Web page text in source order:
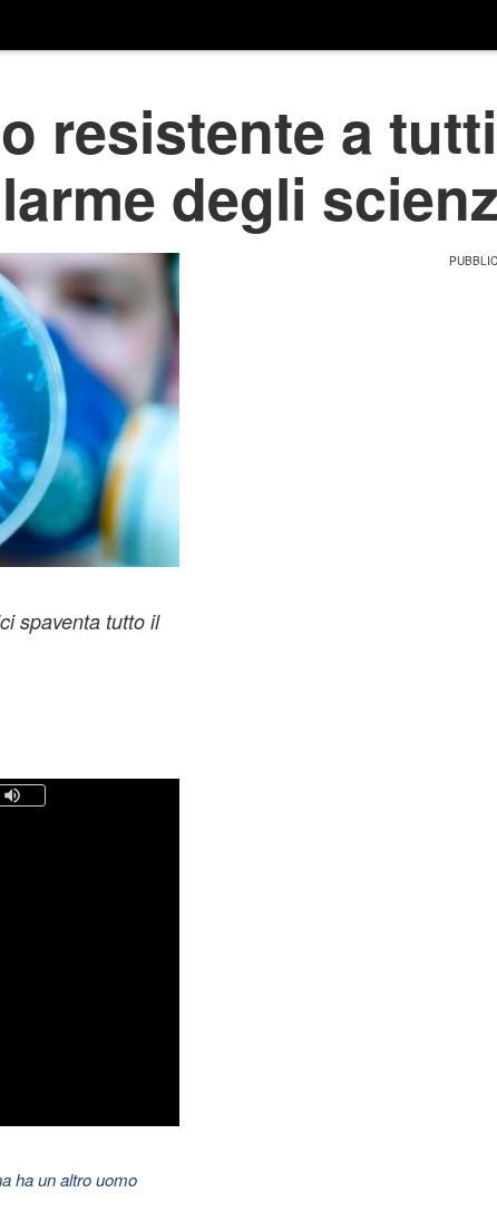
resistente a
degli
spaventa tutto il
ha un altro uomo